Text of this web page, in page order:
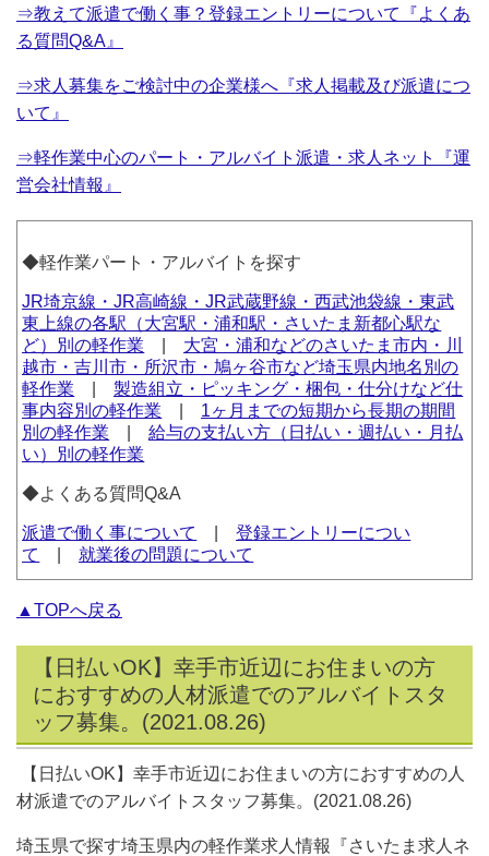
⇒教えて派遣で働く事？登録エントリーについて『よくあ
る質問Q&A』
⇒求人募集をご検討中の企業様へ『求人掲載及び派遣につ
いて』
⇒軽作業中心のパート・アルバイト派遣・求人ネット『運
営会社情報』
◆軽作業パート・アルバイトを探す
JR埼京線・JR高崎線・JR武蔵野線・西武池袋線・東武
東上線の各駅（大宮駅・浦和駅・さいたま新都心駅な
ど）別の軽作業
大宮・浦和などのさいたま市内・川
越市・吉川市・所沢市・鳩ヶ谷市など埼玉県内地名別の
軽作業 |製造組立・ピッキング・梱包・仕分けなど仕
事内容別の軽作業
1ヶ月までの短期から長期の期間
別の軽作業 |給与の支払い方（日払い・週払い・月払
い）別の軽作業
◆よくある質問Q&A
派遣で働く事について |登録エントリーについ
て
就業後の問題について
▲TOPへ戻る
【日払いOK】幸手市近辺にお住まいの方
におすすめの人材派遣でのアルバイトスタ
ッフ募集。(2021.08.26)
【日払いOK】幸手市近辺にお住まいの方におすすめの人
材派遣でのアルバイトスタッフ募集。(2021.08.26)
埼玉県で探す埼玉県内の軽作業求人情報『さいたま求人ネ